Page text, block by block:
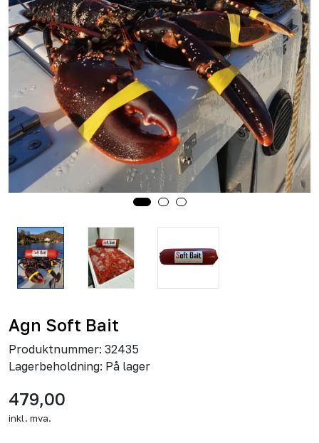
Agn Soft Bait
Produktnummer: 32435
Lagerbeholdning: På lager
479,00
inkl. mva.